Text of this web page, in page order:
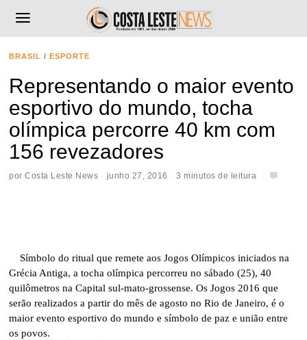
BRASIL / ESPORTE
Representando o maior evento
esportivo do mundo, tocha
olímpica percorre 40 km com
156 revezadores
porCosta Leste News junho 27, 2016 3 minutos de leitura
Símbolo do ritual que remete aos Jogos Olímpicos iniciados na
Grécia Antiga, a tocha olímpica percorreu no sábado (25), 40
quilômetros na Capital sul-mato-grossense. Os Jogos 2016 que
serão realizados a partir do mês de agosto no Rio de Janeiro, é o
maior evento esportivo do mundo e símbolo de paz e união entre
os povos.